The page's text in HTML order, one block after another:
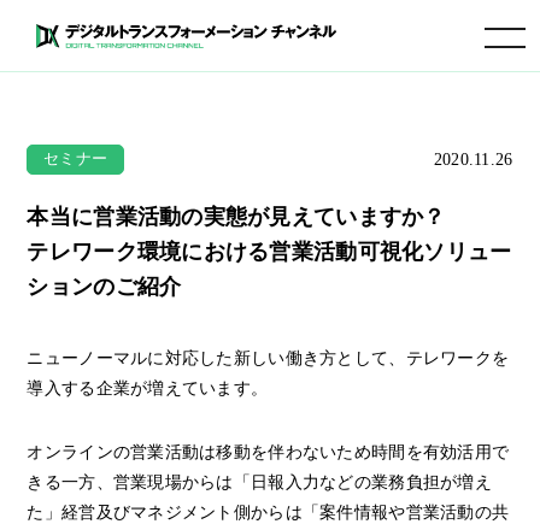
toggle navigation
セミナー 2020.11.26
本当に営業活動の実態が見えていますか？
テレワーク環境における営業活動可視化ソリュー
ションのご紹介
ニューノーマルに対応した新しい働き方として、テレワークを
導入する企業が増えています。
オンラインの営業活動は移動を伴わないため時間を有効活用で
きる一方、営業現場からは「日報入力などの業務負担が増え
た」経営及びマネジメント側からは「案件情報や営業活動の共